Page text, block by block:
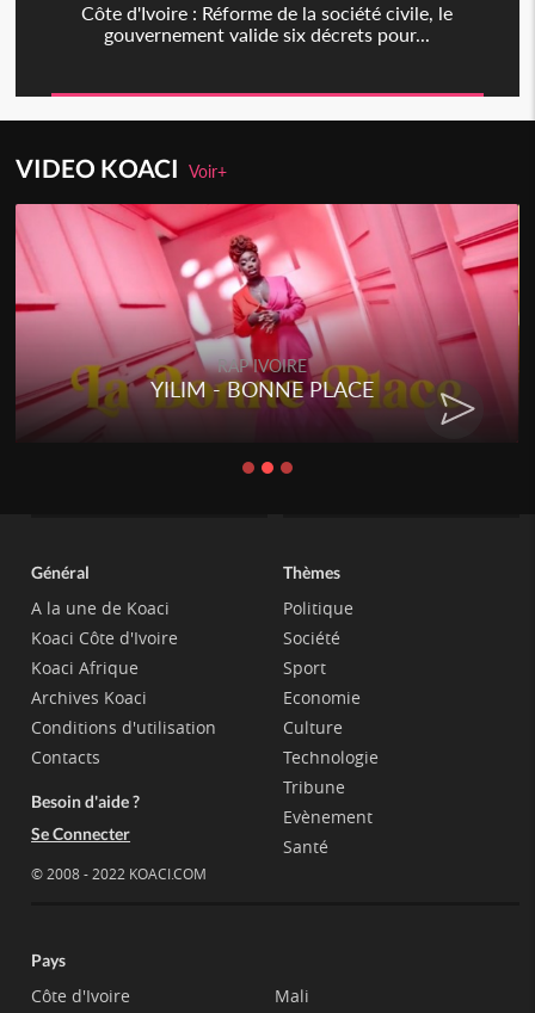
Côte d'Ivoire : Réforme de la société civile, le
gouvernement valide six décrets pour...
VIDEO KOACIVoir+
RAP IVOIRE
YILIM - BONNE PLACE
Général
A la une de Koaci
Koaci Côte d'Ivoire
Koaci Afrique
Archives Koaci
Conditions d'utilisation
Contacts
Besoin d'aide ?
Se Connecter
© 2008 - 2022 KOACI.COM
Thèmes
Politique
Société
Sport
Economie
Culture
Technologie
Tribune
Evènement
Santé
Pays
Côte d'Ivoire
Mali